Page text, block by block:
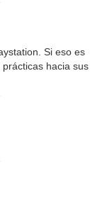
Si eso es
hacia sus